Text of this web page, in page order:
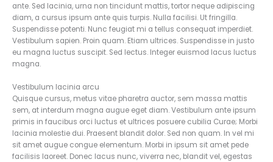
ante. Sed lacinia, urna non tincidunt mattis, tortor neque adipiscing
diam, a cursus ipsum ante quis turpis. Nulla facilisi. Ut fringilla.
Suspendisse potenti. Nunc feugiat mi a tellus consequat imperdiet.
Vestibulum sapien. Proin quam. Etiam ultrices. Suspendisse in justo
eu magna luctus suscipit. Sed lectus. Integer euismod lacus luctus
magna.
Vestibulum lacinia arcu
Quisque cursus, metus vitae pharetra auctor, sem massa mattis
sem, at interdum magna augue eget diam. Vestibulum ante ipsum
primis in faucibus orci luctus et ultrices posuere cubilia Curae; Morbi
lacinia molestie dui. Praesent blandit dolor. Sed non quam. In vel mi
sit amet augue congue elementum. Morbi in ipsum sit amet pede
facilisis laoreet. Donec lacus nunc, viverra nec, blandit vel, egestas